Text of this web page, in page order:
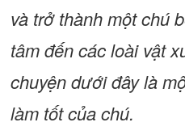
và trở thành một chú
tâm đến các loài vật
chuyện dưới đây là
làm tốt của chú.